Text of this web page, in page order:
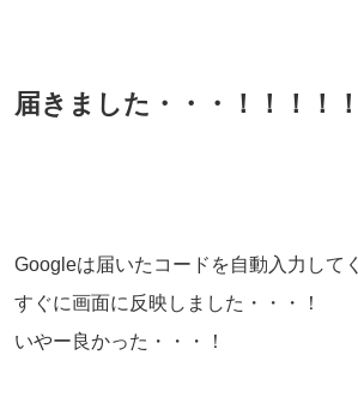
届きました・・・！！！！！
Googleは届いたコードを自動入力して
すぐに画面に反映しました・・・！
いやー良かった・・・！